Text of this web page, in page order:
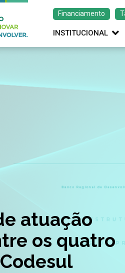
Financiamento
INSTITUCIONAL
atuação
os quatro